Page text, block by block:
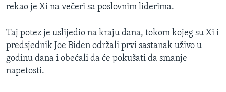
rekao je Xi na večeri sa poslovnim liderima.
Taj potez je uslijedio na kraju dana, tokom kojeg su Xi i
predsjednik Joe Biden održali prvi sastanak uživo u
godinu dana i obećali da će pokušati da smanje
napetosti.